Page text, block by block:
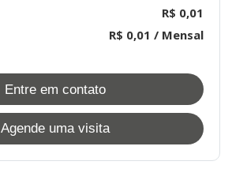
R$ 0,01
R$ 0,01 / Mensal
Entre em contato
Agende uma visita